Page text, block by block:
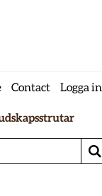
Contact Logga in